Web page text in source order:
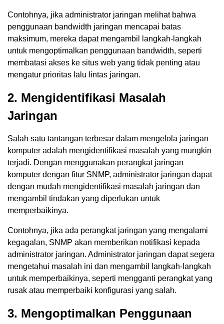
Contohnya, jika administrator jaringan melihat bahwa
penggunaan bandwidth jaringan mencapai batas
maksimum, mereka dapat mengambil langkah-langkah
untuk mengoptimalkan penggunaan bandwidth, seperti
membatasi akses ke situs web yang tidak penting atau
mengatur prioritas lalu lintas jaringan.
2. Mengidentifikasi Masalah
Jaringan
Salah satu tantangan terbesar dalam mengelola jaringan
komputer adalah mengidentifikasi masalah yang mungkin
terjadi. Dengan menggunakan perangkat jaringan
komputer dengan fitur SNMP, administrator jaringan dapat
dengan mudah mengidentifikasi masalah jaringan dan
mengambil tindakan yang diperlukan untuk
memperbaikinya.
Contohnya, jika ada perangkat jaringan yang mengalami
kegagalan, SNMP akan memberikan notifikasi kepada
administrator jaringan. Administrator jaringan dapat segera
mengetahui masalah ini dan mengambil langkah-langkah
untuk memperbaikinya, seperti mengganti perangkat yang
rusak atau memperbaiki konfigurasi yang salah.
3. Mengoptimalkan Penggunaan